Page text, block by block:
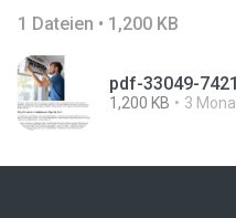
1 Dateien • 1,200 KB
pdf-33049-
1,200 KB 3